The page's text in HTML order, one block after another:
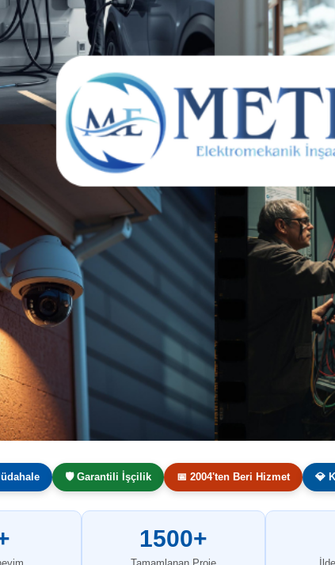
🛡️ Garantili İşçilik 📅 2004'ten Beri Hizmet 💎
1500+